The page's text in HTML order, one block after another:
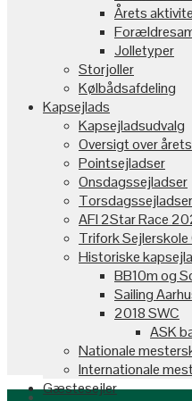
Årets
Jolletyper
Storjoller
Kølbådsafdeling
Kapsejlads
Kapsejladsudvalg
Oversigt over
Pointsejladser
Onsdagssejladser
Torsdagssejladser
AFI 2Star Race
Trifork Sejlerskole
Historiske
BB10m og
Sailing
2018 SWC
ASK
Nationale
Internationale
Gæstesejler